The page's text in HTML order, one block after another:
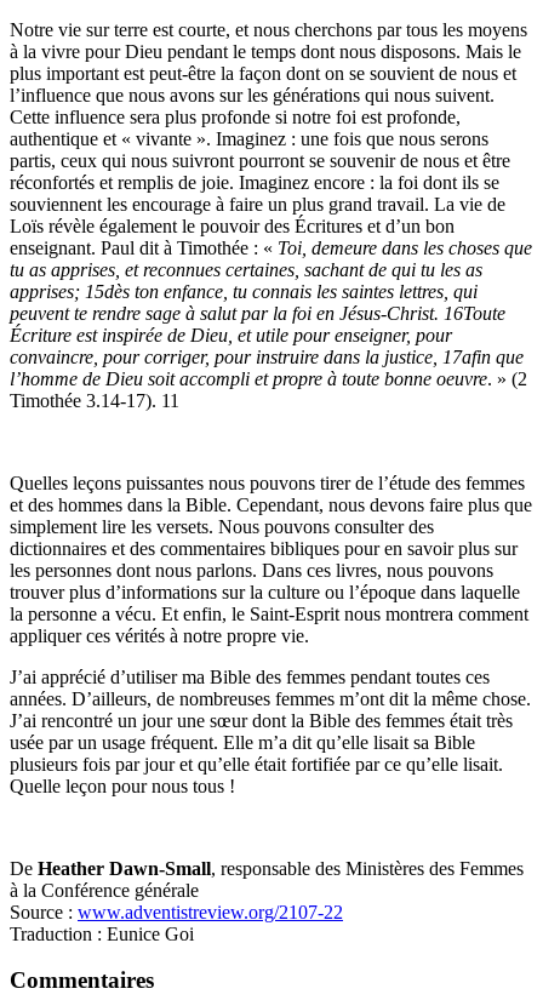
Notre vie sur terre est courte, et nous cherchons par tous les moyens
à la vivre pour Dieu pendant le temps dont nous disposons. Mais le
plus important est peut-être la façon dont on se souvient de nous et
l’influence que nous avons sur les générations qui nous suivent.
Cette influence sera plus profonde si notre foi est profonde,
authentique et « vivante ». Imaginez : une fois que nous serons
partis, ceux qui nous suivront pourront se souvenir de nous et être
réconfortés et remplis de joie. Imaginez encore : la foi dont ils se
souviennent les encourage à faire un plus grand travail. La vie de
Loïs révèle également le pouvoir des Écritures et d’un bon
enseignant. Paul dit à Timothée : « Toi, demeure dans les choses que
tu as apprises, et reconnues certaines, sachant de qui tu les as
apprises; 15dès ton enfance, tu connais les saintes lettres, qui
peuvent te rendre sage à salut par la foi en Jésus-Christ. 16Toute
Écriture est inspirée de Dieu, et utile pour enseigner, pour
convaincre, pour corriger, pour instruire dans la justice, 17afin que
l’homme de Dieu soit accompli et propre à toute bonne oeuvre. » (2
Timothée 3.14-17). 11
Quelles leçons puissantes nous pouvons tirer de l’étude des femmes
et des hommes dans la Bible. Cependant, nous devons faire plus que
simplement lire les versets. Nous pouvons consulter des
dictionnaires et des commentaires bibliques pour en savoir plus sur
les personnes dont nous parlons. Dans ces livres, nous pouvons
trouver plus d’informations sur la culture ou l’époque dans laquelle
la personne a vécu. Et enfin, le Saint-Esprit nous montrera comment
appliquer ces vérités à notre propre vie.
J’ai apprécié d’utiliser ma Bible des femmes pendant toutes ces
années. D’ailleurs, de nombreuses femmes m’ont dit la même chose.
J’ai rencontré un jour une sœur dont la Bible des femmes était très
usée par un usage fréquent. Elle m’a dit qu’elle lisait sa Bible
plusieurs fois par jour et qu’elle était fortifiée par ce qu’elle lisait.
Quelle leçon pour nous tous !
De Heather Dawn-Small, responsable des Ministères des Femmes
à la Conférence générale
Source : www.adventistreview.org/2107-22
Traduction : Eunice Goi
Commentaires